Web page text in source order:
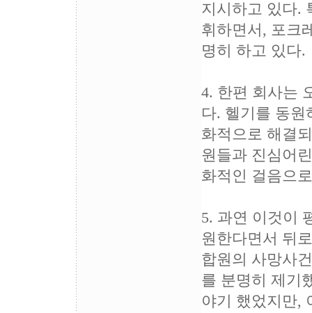
지시하고 있다.
휘하면서, 포크
명히 하고 있다.
4. 한편 회사는
다. 헬기를 동원
화적으로 해결
원들과 진심어
화적인 걸음으
5. 과연 이것이
원한다면서 뒤
합원의 사망사
를 분명히 제기
야기 했었지만,